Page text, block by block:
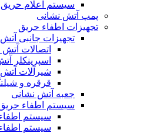
سیستم اعلام
پمپ آتش نشانی
تجهیزات اطفاء حریق
تجهیزات جانبی
اتصالات
اسپرینکلر
شیرآلات
قرقره و
جعبه آتش نشانی
سیستم اطفاء
سیستم
سیستم